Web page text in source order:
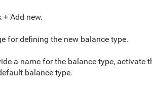
+ Add new.
for defining the new balance type.
a name for the balance type,
balance type.